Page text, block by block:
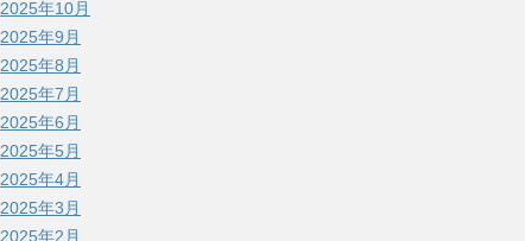
2025年10月
2025年9月
2025年8月
2025年7月
2025年6月
2025年5月
2025年4月
2025年3月
2025年2月